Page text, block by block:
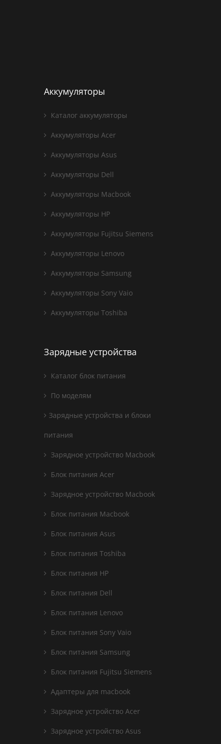
Аккумуляторы
Каталог аккумуляторы
Аккумуляторы Acer
Аккумуляторы Asus
Аккумуляторы Dell
Аккумуляторы Macbook
Аккумуляторы HP
Аккумуляторы Fujitsu Siemens
Аккумуляторы Lenovo
Аккумуляторы Samsung
Аккумуляторы Sony Vaio
Аккумуляторы Toshiba
Зарядные устройства
Каталог блок питания
По моделям
Зарядные устройства и блоки
питания
Зарядное устройство Macbook
Блок питания Acer
Зарядное устройство Macbook
Блок питания Macbook
Блок питания Asus
Блок питания Toshiba
Блок питания HP
Блок питания Dell
Блок питания Lenovo
Блок питания Sony Vaio
Блок питания Samsung
Блок питания Fujitsu Siemens
Адаптеры для macbook
Зарядное устройство Acer
Зарядное устройство Asus